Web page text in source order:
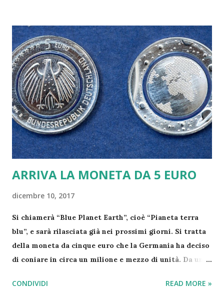
data: 25 Feb 2017 alle ore 15:36 PST Il popolare
cantante romano, ma milanese d'adozione, si è infatti
sottoposto ad un intervento per la rizoartrosi, una
variante dell'artrosi che colpisce il pollice, alla mano
sinistra. Eros lo ha fatto sapere ai fan: "Intervento alla
mano perfettamente riuscito, sarà una notte tosta ma
non mollo" . Poi il pensiero per la figlia Aurora e per la
compagna, Marica Pellegrinelli: "Mi mancate". Grazie
a tutti per i massaggi d'affetto👍💪✋️...
ARRIVA LA MONETA DA 5 EURO
dicembre 10, 2017
Si chiamerà “Blue Planet Earth”, cioè “Pianeta terra
blu”, e sarà rilasciata già nei prossimi giorni. Si tratta
della moneta da cinque euro che la Germania ha deciso
di coniare in circa un milione e mezzo di unità. Da una
dall’altro lato, invece, un planisfero. La moneta è
CONDIVIDI READ MORE »